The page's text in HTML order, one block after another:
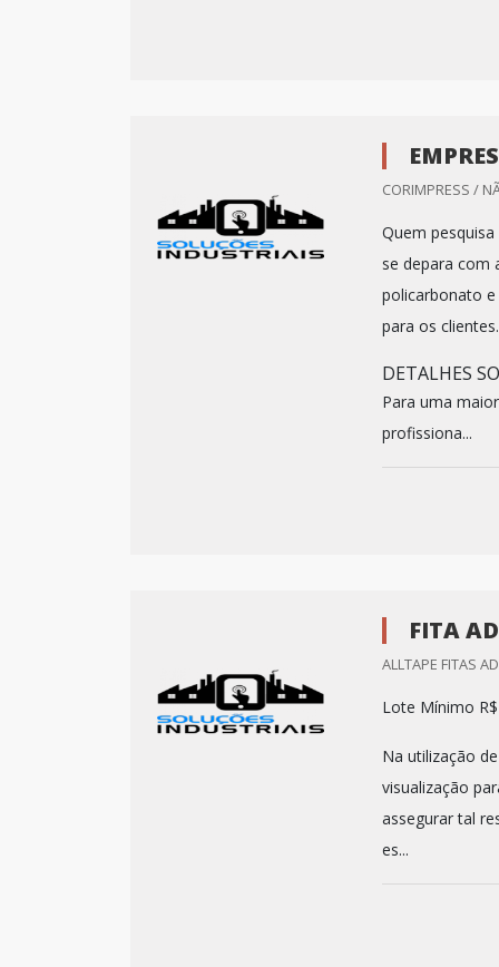
CORIMPRESS /
Quem
se depara com
policarbonato
para os
DETALHES
Para uma
profissiona...
FITA
ALLTAPE FITAS
Lote Mínimo
Na utilização
visualização
assegurar tal
es...